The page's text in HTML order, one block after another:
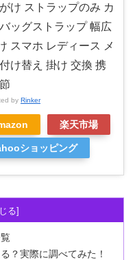
け ストラップのみ カ
ッグストラップ 幅広
スマホ レディース メ
け替え 掛け 交換 携
by Rinker
楽天市場
ショッピング
？実際に調べてみた！